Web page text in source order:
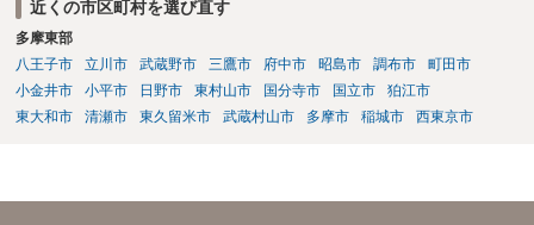
近くの市区町村を選び直す
多摩東部
八王子市
立川市 武蔵野市 三鷹市 府中市 昭島市 調布市
町田市
小金井市
小平市 日野市 東村山市 国分寺市 国立市
狛江市
東大和市
清瀬市 東久留米市 武蔵村山市 多摩市 稲城市 西東京市